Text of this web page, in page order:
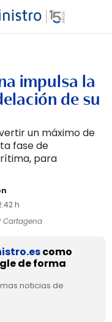
impulsa la
de su
un máximo de
fase de
para
h
Cartagena
como
de forma
noticias de